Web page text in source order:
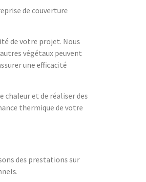
de couverture
de votre projet. Nous
végétaux peuvent
une efficacité
et de réaliser des
thermique de votre
des prestations sur